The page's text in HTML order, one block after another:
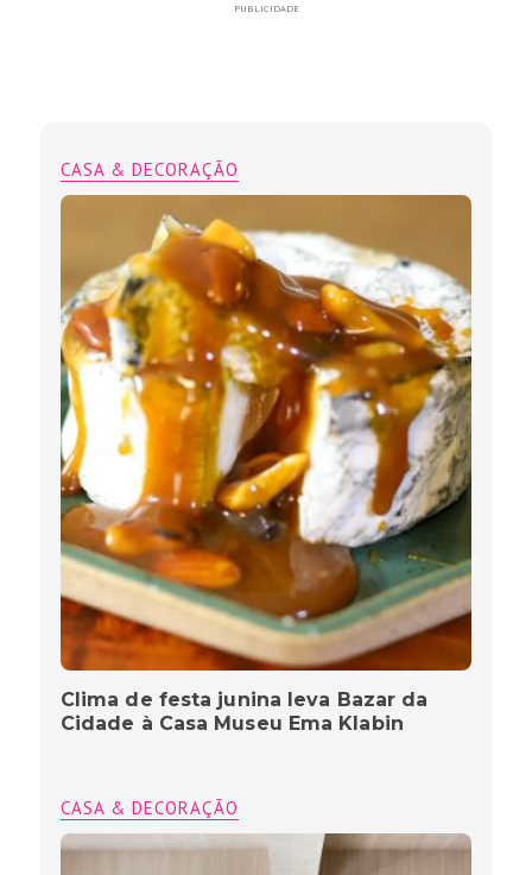
PUBLICIDADE
CASA & DECORAÇÃO
Clima de festa junina leva Bazar da
Cidade à Casa Museu Ema Klabin
CASA & DECORAÇÃO